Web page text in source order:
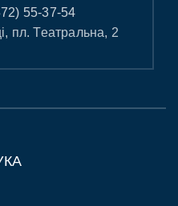
55-37-54
пл. Театральна, 2